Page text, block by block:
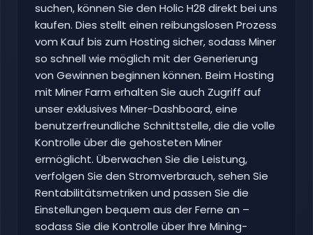
suchen, können Sie den Holic H28 direkt bei uns
kaufen. Dies stellt einen reibungslosen Prozess
vom Kauf bis zum Hosting sicher, sodass Miner
so schnell wie möglich mit der Generierung
von Gewinnen beginnen können. Beim Hosting
mit Miner Farm erhalten Sie auch Zugriff auf
unser exklusives Miner-Dashboard, eine
benutzerfreundliche Schnittstelle, die die volle
Kontrolle über die gehosteten Miner
ermöglicht. Überwachen Sie die Leistung,
verfolgen Sie den Stromverbrauch, sehen Sie
Rentabilitätsmetriken und passen Sie die
Einstellungen bequem aus der Ferne an –
sodass Sie die Kontrolle über Ihre Mining-